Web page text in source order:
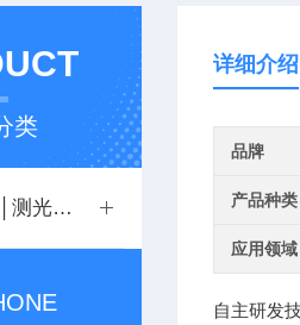
详细介绍
品牌
产品种类
应用领域
自主研发
类
国产-测温│测速│测光│环保热工